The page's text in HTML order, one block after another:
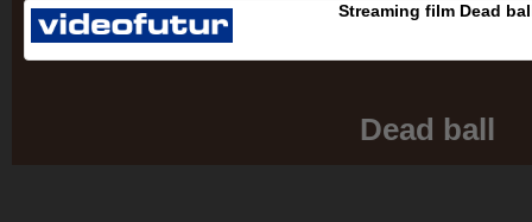
Streaming film Dead
Dead ball